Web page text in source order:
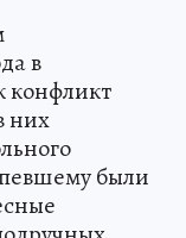
в
конфликт
них
были